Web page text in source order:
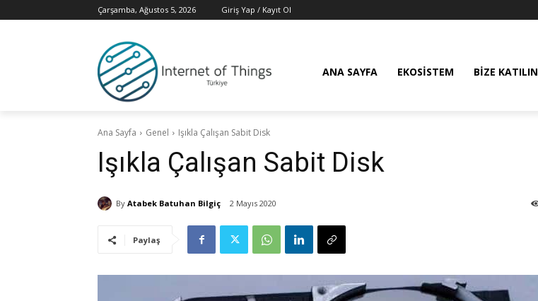
Çarşamba, Ağustos 5, 2026 Giriş Yap / Kayıt Ol
ANA SAYFA EKOSISTEM BIZE KATILIN
Ana Sayfa Genel Işıkla Çalışan Sabit Disk
Işıkla Çalışan Sabit Disk
By Atabek Batuhan Bilgiç 2 Mayıs 2020
Paylaş